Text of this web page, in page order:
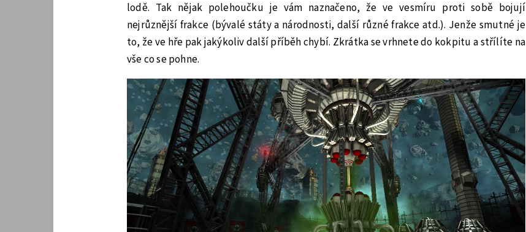
lodě. Tak nějak polehoučku je vám naznačeno, že ve vesmíru proti sobě bojují
nejrůznější frakce (bývalé státy a národnosti, další různé frakce atd.). Jenže smutné je
to, že ve hře pak jakýkoliv další příběh chybí. Zkrátka se vrhnete do kokpitu a střílíte na
vše co se pohne.